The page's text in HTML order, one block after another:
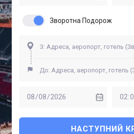
Зворотна Подорож
НАСТУПНИЙ